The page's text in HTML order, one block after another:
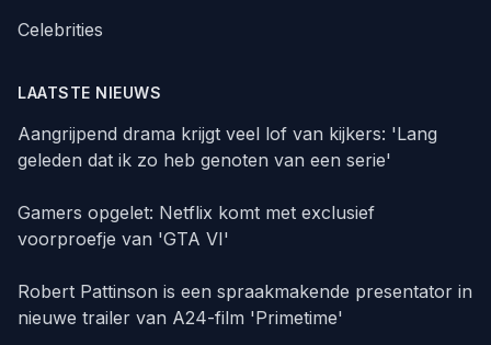
Celebrities
LAATSTE NIEUWS
Aangrijpend drama krijgt veel lof van kijkers: 'Lang
geleden dat ik zo heb genoten van een serie'
Gamers opgelet: Netflix komt met exclusief
voorproefje van 'GTA VI'
Robert Pattinson is een spraakmakende presentator in
nieuwe trailer van A24-film 'Primetime'